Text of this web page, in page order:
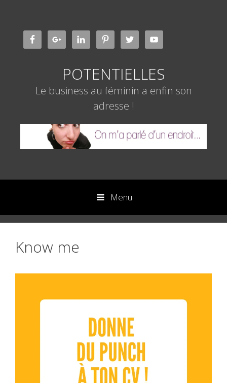
contenu
POTENTIELLES
Le business au féminin a enfin son
adresse !
Menu
Know me